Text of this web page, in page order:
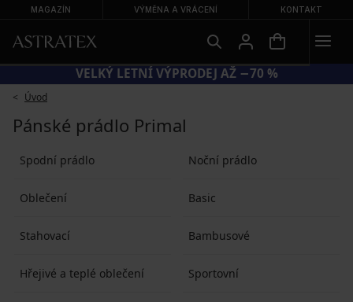
MAGAZÍN VÝMĚNA A VRÁCENÍ KONTAKT
VELKÝ LETNÍ VÝPRODEJ AŽ −70 %
Úvod
Pánské prádlo Primal
Spodní prádlo Noční prádlo
Oblečení Basic
Stahovací Bambusové
Hřejivé a teplé oblečení Sportovní